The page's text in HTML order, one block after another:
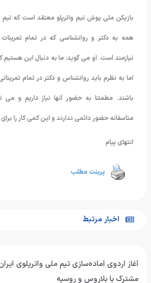
بازیکن ملی پوش تیم واترپلو معتقد است که
همه به دکتر و روانشناسی که در تمام
نیازمند است. او می گوید: ما به دنبال این هستیم
اما به نظرم باید روانشناس و دکتر در تمام
باشند. مطمئنا به حضور آنها نیاز داریم و می
متاسفانه حضور دائمی ندارند و این کمی کار را
انتهای پیام
پرینت مطلب
اخبار مرتبط
آغاز اردوی آماده‌سازی تیم ملی واترپلوی
مشترک با بلاروس و روسیه